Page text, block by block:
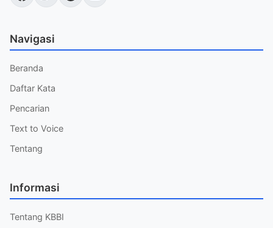
Navigasi
Beranda
Daftar Kata
Pencarian
Text to Voice
Tentang
Informasi
Tentang KBBI